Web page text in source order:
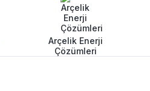
Arçelik Enerji
Çözümleri